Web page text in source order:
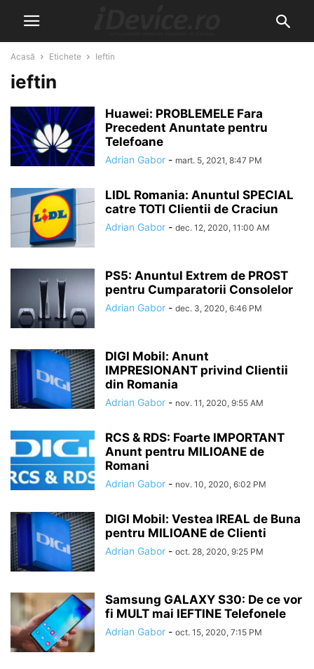
Acasă Etichete Ieftin
ieftin
Huawei: PROBLEMELE Fara
Precedent Anuntate pentru
Telefoane
Adrian Gabor - mart. 5, 2021, 8:47 PM
LIDL Romania: Anuntul SPECIAL
catre TOTI Clientii de Craciun
Adrian Gabor - dec. 12, 2020, 11:00 AM
PS5: Anuntul Extrem de PROST
pentru Cumparatorii Consolelor
Adrian Gabor - dec. 3, 2020, 6:46 PM
DIGI Mobil: Anunt
IMPRESIONANT privind Clientii
din Romania
Adrian Gabor - nov. 11, 2020, 9:55 AM
RCS & RDS: Foarte IMPORTANT
Anunt pentru MILIOANE de
Romani
Adrian Gabor - nov. 10, 2020, 6:02 PM
DIGI Mobil: Vestea IREAL de Buna
pentru MILIOANE de Clienti
Adrian Gabor - oct. 28, 2020, 9:25 PM
Samsung GALAXY S30: De ce vor
fi MULT mai IEFTINE Telefonele
Adrian Gabor - oct. 15, 2020, 7:15 PM